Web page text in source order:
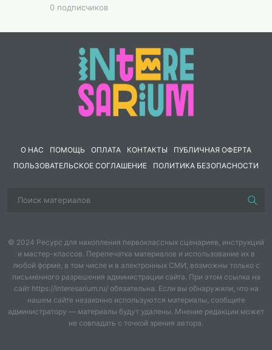
структуры и культуры древнегреческого общества,
и воспитанию уважения к традициям античной
Методическое пособие рассчитано на использование
в рамках урока истории и предполагает
интерактивное взаимодействие учителя и учеников
посредством демонстрации наглядных материалов и
последующего анализа полученной информации.
0 подписчиков
О НАС ПОМОЩЬ ОПЛАТА КОНТАКТЫ
ПУБЛИЧНАЯ ОФЕРТА
ПОЛЬЗОВАТЕЛЬСКОЕ СОГЛАШЕНИЕ
ПОЛИТИКА БЕЗОПАСНОСТИ
© 2024 Ресурс для накопления первоклассных сценариев, инструкций
и мастер-классов. Перепечатка материалов и использование их в
любой форме, в том числе и в электронных СМИ, возможны только с
письменного разрешения администрации сайта. При этом ссылка на
сайт https://interesarium.ru/ обязательна. Если вы обнаружили, что на
нашем сайте незаконно используются материалы, сообщите
администратору — материалы будут удалены. Мнение редакции может
не совпадать с точкой зрения автора.